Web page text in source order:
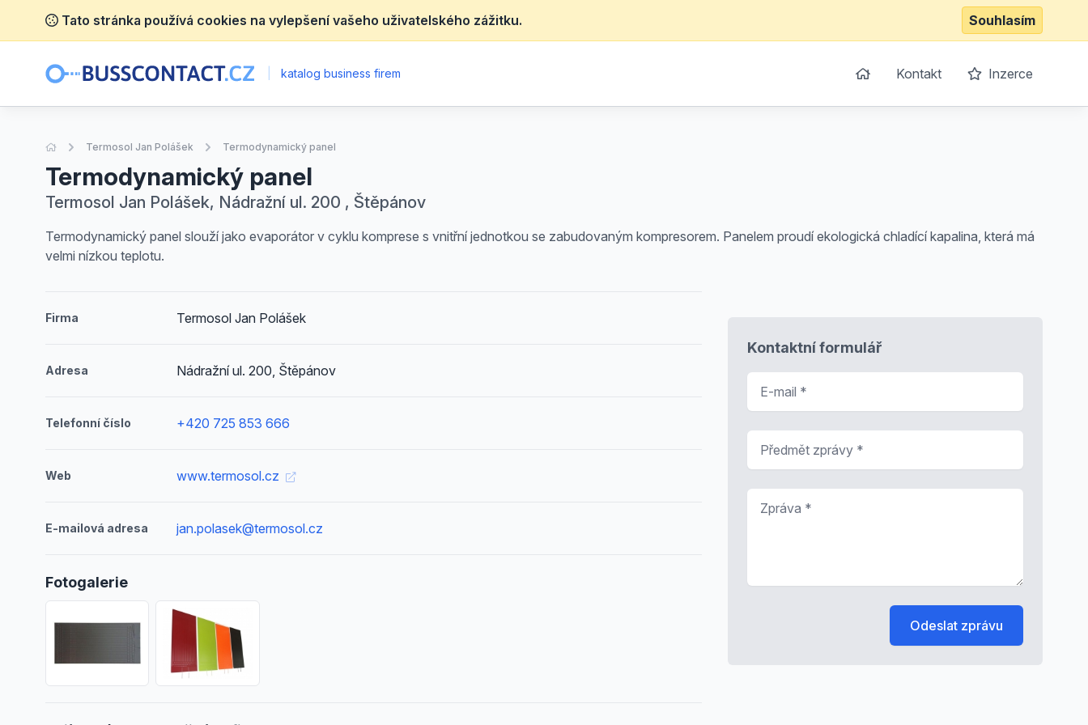
Tato stránka používá cookies na vylepšení vašeho uživatelského zážitku. Souhlasím
katalog business firem Kontakt Inzerce
Úvodní stránka
Termosol Jan Polášek Termodynamický panel
Termodynamický panel
Termosol Jan Polášek, Nádražní ul. 200 , Štěpánov
Termodynamický panel slouží jako evaporátor v cyklu komprese s vnitřní jednotkou se zabudovaným kompresorem. Panelem proudí ekologická chladící kapalina, která má
velmi nízkou teplotu.
Firma Termosol Jan Polášek
Adresa Nádražní ul. 200, Štěpánov
Telefonní číslo +420 725 853 666
Web www.termosol.cz
E-mailová adresa jan.polasek@termosol.cz
Fotogalerie
Kontaktní formulář
Odeslat zprávu